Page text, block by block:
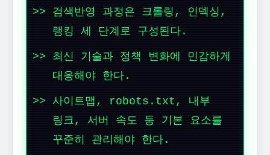
검색반영 과정은 크롤링, 인덱싱,
랭킹 세 단계로 구성된다.
최신 기술과 정책 변화에 민감하게
대응해야 한다.
사이트맵, robots.txt, 내부
링크, 서버 속도 등 기본 요소를
꾸준히 관리해야 한다.